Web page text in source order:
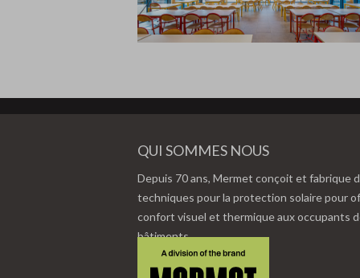
QUI SOMMES NOUS
Depuis 70 ans, Mermet conçoit et fabrique
techniques pour la protection solaire pour
confort visuel et thermique aux occupants
bâtiments.